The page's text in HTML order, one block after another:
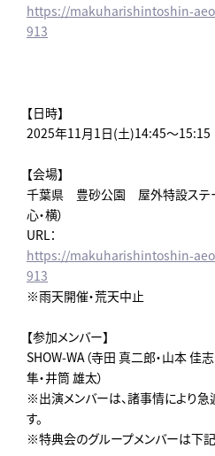
https://makuharishintoshin-
913
【日時】
2025年11月1日(土)14:45～15:15
【会場】
千葉県 豊砂公園 屋外特設ステ
心・横）
URL：
https://makuharishintoshin-
913
※雨天開催・荒天中止
【参加メンバー】
SHOW-WA（寺田 真二郎・山本 佳
隼・井筒 雄太）
※出演メンバーは、諸事情により
す。
※特典会のグループメンバーは下記